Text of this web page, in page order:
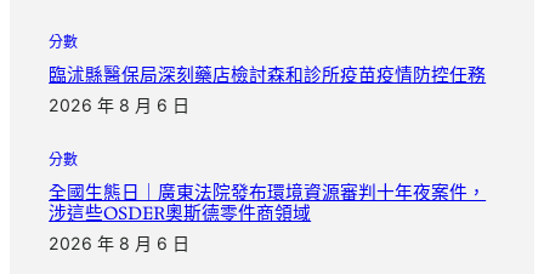
分數
臨沭縣醫保局深刻藥店檢討森和診所疫苗疫情防控任務
2026 年 8 月 6 日
分數
全國生態日｜廣東法院發布環境資源審判十年夜案件，
涉這些OSDER奧斯德零件商領域
2026 年 8 月 6 日